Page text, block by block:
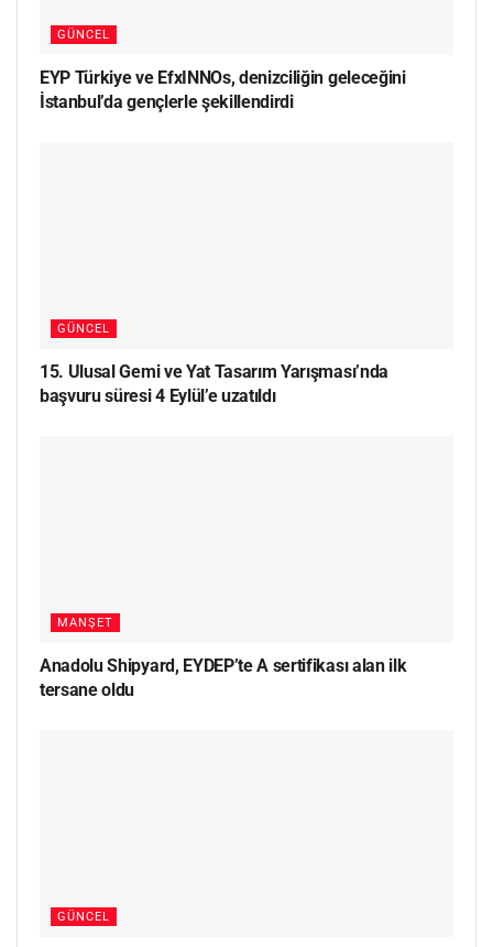
GÜNCEL
EYP Türkiye ve EfxINNOs, denizciliğin geleceğini
İstanbul’da gençlerle şekillendirdi
GÜNCEL
15. Ulusal Gemi ve Yat Tasarım Yarışması’nda
başvuru süresi 4 Eylül’e uzatıldı
MANŞET
Anadolu Shipyard, EYDEP’te A sertifikası alan ilk
tersane oldu
GÜNCEL